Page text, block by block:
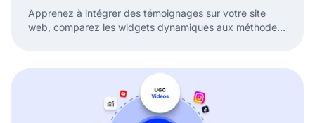
Apprenez à intégrer des témoignages sur votre site
web, comparez les widgets dynamiques aux méthodes